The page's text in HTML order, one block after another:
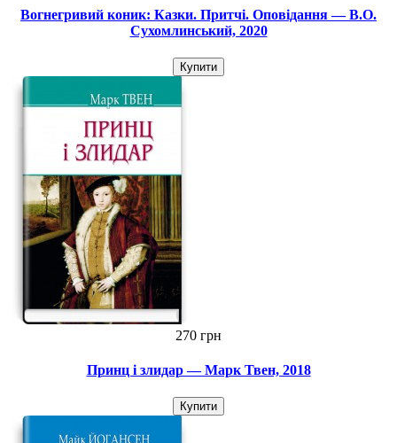
Вогнегривий коник: Казки. Притчі. Оповідання — В.О.
Сухомлинський, 2020
Купити
270 грн
Принц і злидар — Марк Твен, 2018
Купити